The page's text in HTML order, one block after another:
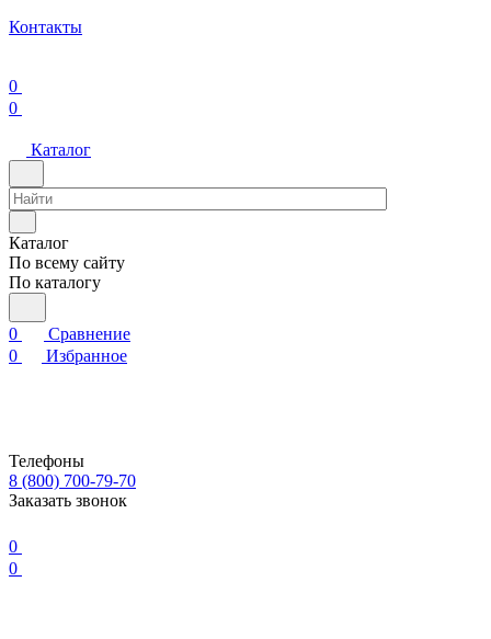
Контакты
0
0
Каталог
Каталог
По всему сайту
По каталогу
0
Сравнение
0
Избранное
Телефоны
8 (800) 700-79-70
Заказать звонок
0
0